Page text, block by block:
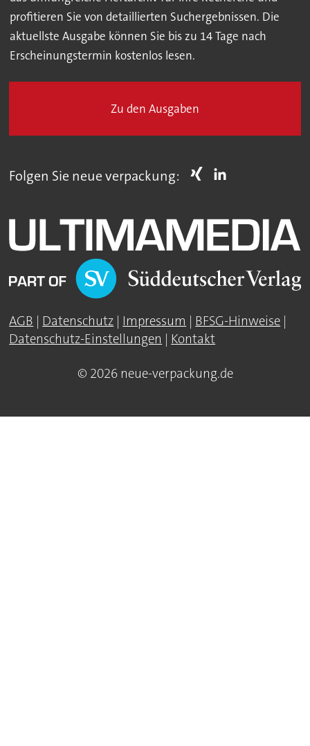
profitieren Sie von detaillierten Suchergebnissen. Die
aktuellste Ausgabe können Sie bis zu 14 Tage nach
Erscheinungstermin kostenlos lesen.
Zu den Ausgaben
Folgen Sie neue verpackung:
AGB | Datenschutz | Impressum | BFSG-Hinweise |
Datenschutz-Einstellungen | Kontakt
© 2026 neue-verpackung.de